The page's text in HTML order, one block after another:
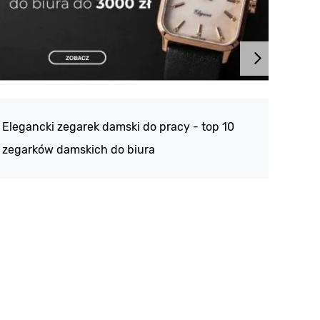
Elegancki zegarek damski do pracy - top 10
zegarków damskich do biura